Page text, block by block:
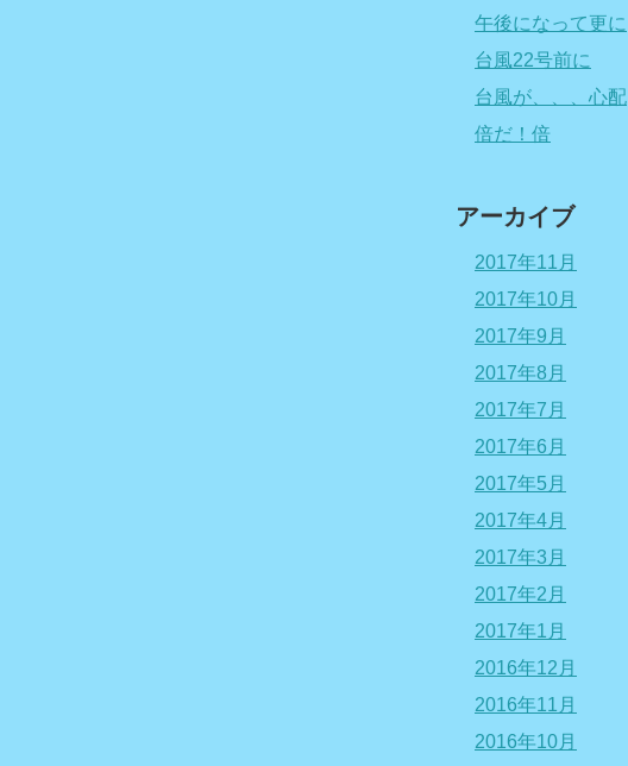
午後になって更に
台風22号前に
台風が、、、心配
倍だ！倍
アーカイブ
2017年11月
2017年10月
2017年9月
2017年8月
2017年7月
2017年6月
2017年5月
2017年4月
2017年3月
2017年2月
2017年1月
2016年12月
2016年11月
2016年10月